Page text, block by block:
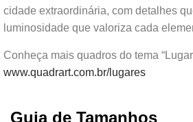
cidade extraordinária, com detalhes
luminosidade que valoriza cada
Conheça mais quadros do tema
www.quadrart.com.br/lugares
Guia de Tamanhos